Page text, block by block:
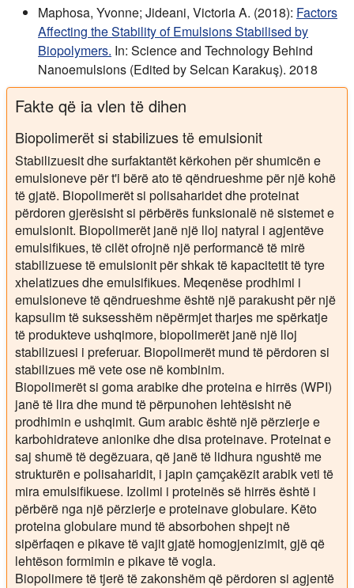
Maphosa, Yvonne; Jideani, Victoria A. (2018): Factors
Affecting the Stability of Emulsions Stabilised by
Biopolymers. In: Science and Technology Behind
Nanoemulsions (Edited by Selcan Karakuş). 2018
Fakte që ia vlen të dihen
Biopolimerët si stabilizues të emulsionit
Stabilizuesit dhe surfaktantët kërkohen për shumicën e
emulsioneve për t'i bërë ato të qëndrueshme për një kohë
të gjatë. Biopolimerët si polisaharidet dhe proteinat
përdoren gjerësisht si përbërës funksionalë në sistemet e
emulsionit. Biopolimerët janë një lloj natyral i agjentëve
emulsifikues, të cilët ofrojnë një performancë të mirë
stabilizuese të emulsionit për shkak të kapacitetit të tyre
xhelatizues dhe emulsifikues. Meqenëse prodhimi i
emulsioneve të qëndrueshme është një parakusht për një
kapsulim të suksesshëm nëpërmjet tharjes me spërkatje
të produkteve ushqimore, biopolimerët janë një lloj
stabilizuesi i preferuar. Biopolimerët mund të përdoren si
stabilizues më vete ose në kombinim.
Biopolimerët si goma arabike dhe proteina e hirrës (WPI)
janë të lira dhe mund të përpunohen lehtësisht në
prodhimin e ushqimit. Gum arabic është një përzierje e
karbohidrateve anionike dhe disa proteinave. Proteinat e
saj shumë të degëzuara, që janë të lidhura ngushtë me
strukturën e polisaharidit, i japin çamçakëzit arabik veti të
mira emulsifikuese. Izolimi i proteinës së hirrës është i
përbërë nga një përzierje e proteinave globulare. Këto
proteina globulare mund të absorbohen shpejt në
sipërfaqen e pikave të vajit gjatë homogjenizimit, gjë që
lehtëson formimin e pikave të vogla.
Biopolimere të tjerë të zakonshëm që përdoren si agjentë